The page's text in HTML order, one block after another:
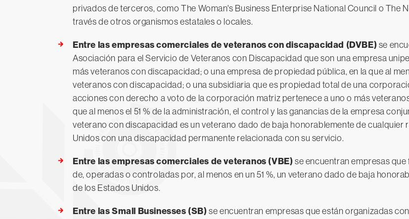
privados de terceros, como The Woman's Business Enterprise National Council o The
través de otros organismos estatales o locales.
Entre las empresas comerciales de veteranos con discapacidad (DVBE) se
Asociación para el Servicio de Veteranos con Discapacidad que son una empresa
más veteranos con discapacidad; o una empresa de propiedad pública, en la que al
veteranos con discapacidad; o una subsidiaria que es propiedad total de una
acciones con derecho a voto de la corporación matriz pertenece a uno o más
que al menos el 51 % de la administración, el control y las ganancias de la empresa
veterano con discapacidad es un veterano dado de baja honorablemente de cualquier
Unidos con una discapacidad permanente relacionada con su servicio.
Entre las empresas comerciales de veteranos (VBE) se encuentran empresas
de, operadas o controladas por, al menos en un 51 %, un veterano dado de baja
de los Estados Unidos.
Entre las Small Businesses (SB) se encuentran empresas que están organizadas